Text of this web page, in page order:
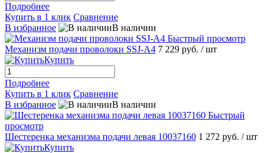
Подробнее
Купить в 1 клик Сравнение
В избранное
В наличии
Быстрый просмотр
Механизм подачи проволоки SSJ-A4 7 229 руб. / шт
Купить
Подробнее
Купить в 1 клик Сравнение
В избранное
В наличии
Быстрый
просмотр
Шестеренка механизма подачи левая 10037160 1 272 руб. / шт
Купить